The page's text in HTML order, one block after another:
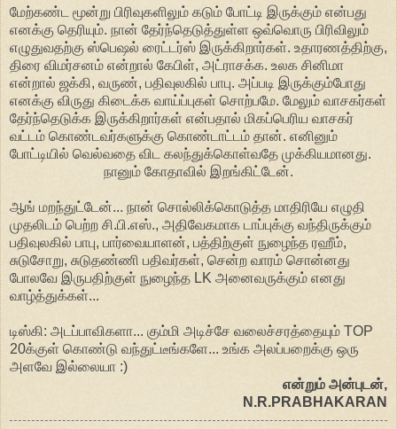
மேற்கண்ட மூன்று பிரிவுகளிலும் கடும் போட்டி இருக்கும் என்பது
எனக்கு தெரியும். நான் தேர்ந்தெடுத்துள்ள ஒவ்வொரு பிரிவிலும்
எழுதுவதற்கு ஸ்பெஷல் ரைட்டர்ஸ் இருக்கிறார்கள். உதாரணத்திற்கு,
திரை விமர்சனம் என்றால் கேபிள், அட்ராசக்க. உலக சினிமா
என்றால் ஜக்கி, வருண், பதிவுலகில் பாபு. அப்படி இருக்கும்போது
எனக்கு விருது கிடைக்க வாய்ப்புகள் சொற்பமே. மேலும் வாசகர்கள்
தேர்ந்தெடுக்க இருக்கிறார்கள் என்பதால் மிகப்பெரிய வாசகர்
வட்டம் கொண்டவர்களுக்கு கொண்டாட்டம் தான். எனினும்
போட்டியில் வெல்வதை விட கலந்துக்கொள்வதே முக்கியமானது.
நானும் கோதாவில் இறங்கிட்டேன்.
ஆங் மறந்துட்டேன்... நான் சொல்லிக்கொடுத்த மாதிரியே எழுதி
முதலிடம் பெற்ற சி.பி.எஸ்., அதிவேகமாக டாப்புக்கு வந்திருக்கும்
பதிவுலகில் பாபு, பார்வையாளன், பத்திற்குள் நுழைந்த ரஹீம்,
சுடுசோறு, சுடுதண்ணி பதிவர்கள், சென்ற வாரம் சொன்னது
போலவே இருபதிற்குள் நுழைந்த LK அனைவருக்கும் எனது
வாழ்த்துக்கள்...
டிஸ்கி: அடப்பாவிகளா... கும்மி அடிச்சே வலைச்சரத்தையும் TOP
20க்குள் கொண்டு வந்துட்டீங்களே... உங்க அலப்பறைக்கு ஒரு
அளவே இல்லையா :)
என்றும் அன்புடன்,
N.R.PRABHAKARAN